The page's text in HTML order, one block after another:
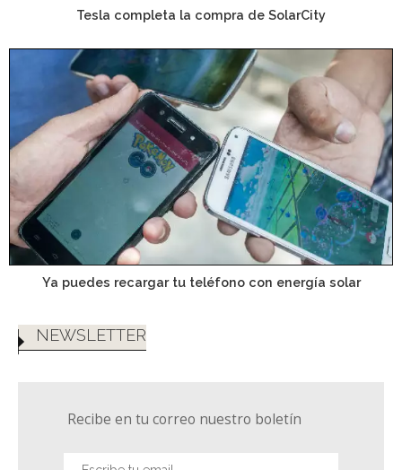
Tesla completa la compra de SolarCity
Ya puedes recargar tu teléfono con energía solar
NEWSLETTER
Recibe en tu correo nuestro boletín